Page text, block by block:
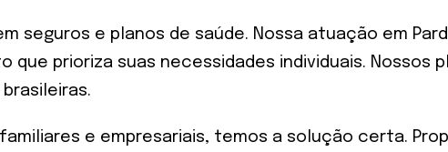
seguros e planos de saúde. Nossa atuação em
prioriza suas necessidades individuais. Nossos
e empresariais, temos a solução certa.